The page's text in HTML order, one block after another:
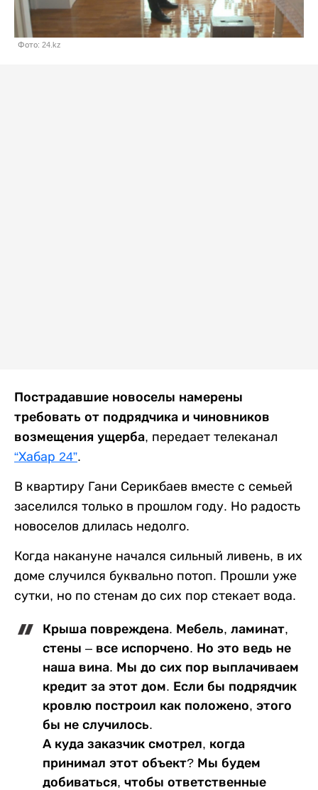
Фото: 24.kz
Пострадавшие новоселы намерены
требовать от подрядчика и чиновников
возмещения ущерба, передает телеканал
“Хабар 24”.
В квартиру Гани Серикбаев вместе с семьей
заселился только в прошлом году. Но радость
новоселов длилась недолго.
Когда накануне начался сильный ливень, в их
доме случился буквально потоп. Прошли уже
сутки, но по стенам до сих пор стекает вода.
Крыша повреждена. Мебель, ламинат,
стены – все испорчено. Но это ведь не
наша вина. Мы до сих пор выплачиваем
кредит за этот дом. Если бы подрядчик
кровлю построил как положено, этого
бы не случилось.
А куда заказчик смотрел, когда
принимал этот объект? Мы будем
добиваться, чтобы ответственные